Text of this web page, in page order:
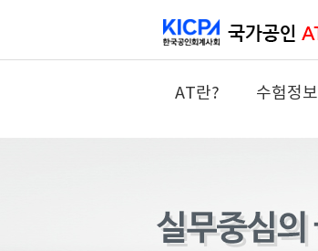
AT란? 수험정보